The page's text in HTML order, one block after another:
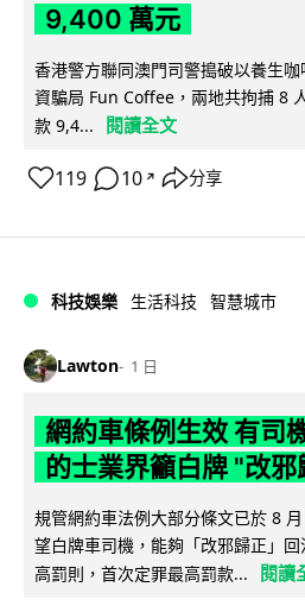
9,400 萬元
香港警方聯同澳門司警搗破以養生
資騙局 Fun Coffee，兩地共拘捕 8
款 9,4...
閱讀全文
119 10 ↗ 分享
科技娛樂 生活科技 智慧城市
Lawton 1 日
網約車條例生效 有司
的士業界籲白牌 "改邪
規管網約車法例大部分條文已於 8
望白牌車司機，能夠「改邪歸正」
高罰則，首次定罪最高罰款...
閱讀